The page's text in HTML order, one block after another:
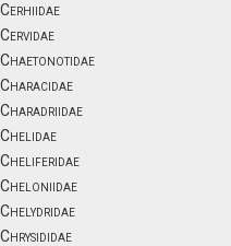
Cerhiidae
Cervidae
Chaetonotidae
Characidae
Charadriidae
Chelidae
Cheliferidae
Cheloniidae
Chelydridae
Chrysididae